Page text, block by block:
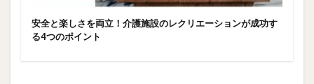
安全と楽しさを両立！介護施設のレクリエーションが成功す
る4つのポイント